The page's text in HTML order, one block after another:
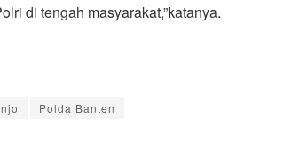
di tengah masyarakat,”katanya.
Polda Banten